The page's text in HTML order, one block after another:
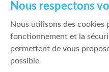
Politique de meilleure
Politique de durabilité
Fonds de garantie des dépôts
Nous respectons
Nous utilisons des cookies
fonctionnement et la
permettent de vous
possible